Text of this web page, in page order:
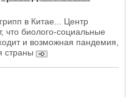
в Китае... Центр
что биолого-социальные
и возможная пандемия,
страны